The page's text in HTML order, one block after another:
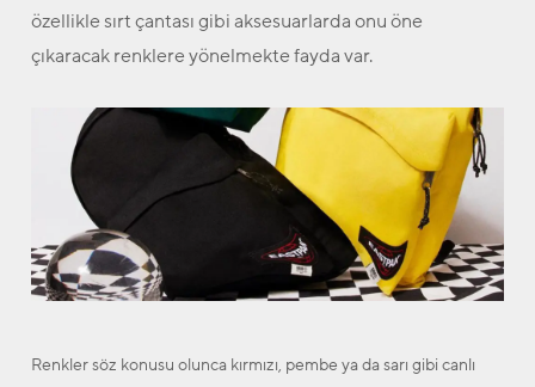
özellikle sırt çantası gibi aksesuarlarda onu öne
çıkaracak renklere yönelmekte fayda var.
Renkler söz konusu olunca kırmızı, pembe ya da sarı gibi canlı